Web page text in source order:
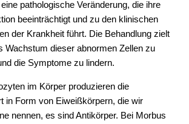
pathologische Veränderung, die ihre
beeinträchtigt und zu den klinischen
der Krankheit führt. Die Behandlung zielt
Wachstum dieser abnormen Zellen zu
die Symptome zu lindern.
im Körper produzieren die
in Form von Eiweißkörpern, die wir
nennen, es sind Antikörper. Bei Morbus